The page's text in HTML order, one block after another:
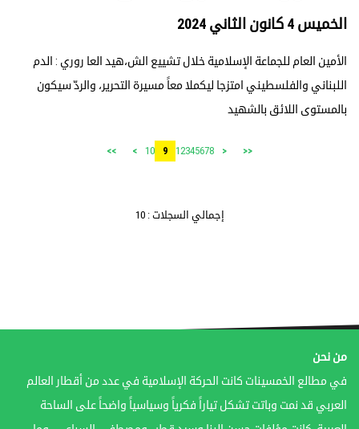
الخميس 4 كانون الثاني 2024
الأمين العام للجماعة الإسلامية خلال تشييع الش،هيد العا روري : الدم
اللبناني والفلسطيني امتزجا ليكملا معاً مسيرة التحرير، والردّ سيكون
بالمستوى اللائق بالشهيد
<<
<
1 2345678
9
10
>
>>
إجمالي السجلات : 10
من نحن
في مطالع الخمسينات كانت الحركة الإسلامية في عدد من أقطار العالم
العربي قد نمت وباتت تشكل تياراً فكرياً وسياسياً واضحاً على الساحة